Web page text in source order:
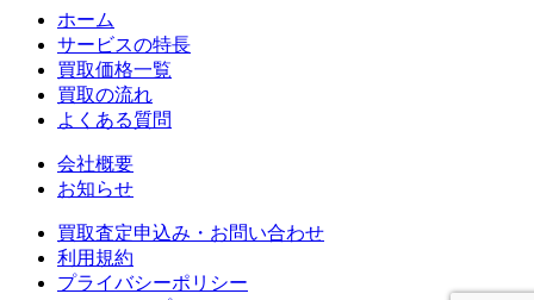
ホーム
サービスの特⻑
買取価格一覧
買取の流れ
よくある質問
会社概要
お知らせ
買取査定申込み・お問い合わせ
利用規約
プライバシーポリシー